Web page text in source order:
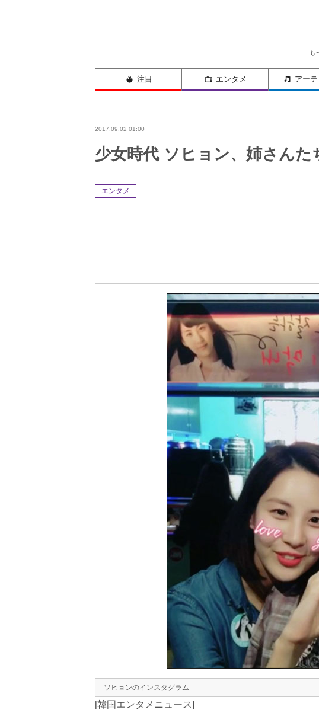
も
注目 エンタメ アーテ
2017.09.02 01:00
少女時代 ソヒョン、姉さんた
エンタメ
ソヒョンのインスタグラム
[韓国エンタメニュース]